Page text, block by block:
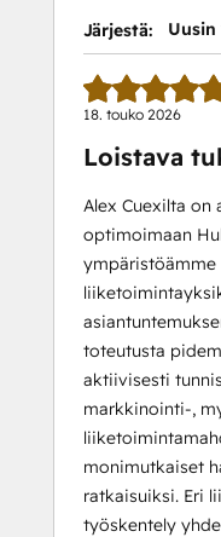
Järjestä:
Uusin
18. touko 2026
Loistava
Alex Cuexilta on
optimoimaan
ympäristöämme
toteutusta
aktiivisesti
markkinointi-,
monimutkaiset
ratkaisuiksi. Eri
työskentely